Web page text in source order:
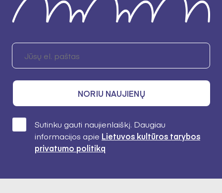
NORIU NAUJIENŲ
Sutinku gauti naujienlaiškį. Daugiau
informacijos apie Lietuvos kultūros tarybos
privatumo politiką